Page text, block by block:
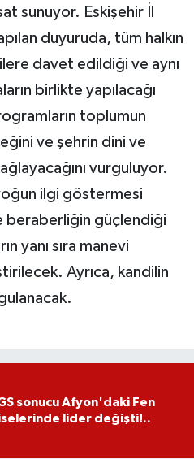
sunuyor. Eskişehir İl
duyuruda, tüm halkın
davet edildiği ve aynı
birlikte yapılacağı
toplumun
ve şehrin dini ve
vurguluyor.
ilgi göstermesi
beraberliğin güçlendiği
yanı sıra manevi
Ayrıca, kandilin
sonucu Afyon'daki Fen
lider değişti!..